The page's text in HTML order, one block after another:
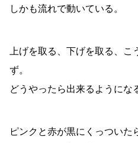
しかも流れで動いている。
上げを取る、下げを取る、
ず。
どうやったら出来るようにな
ピンクと赤が黒にくっついた